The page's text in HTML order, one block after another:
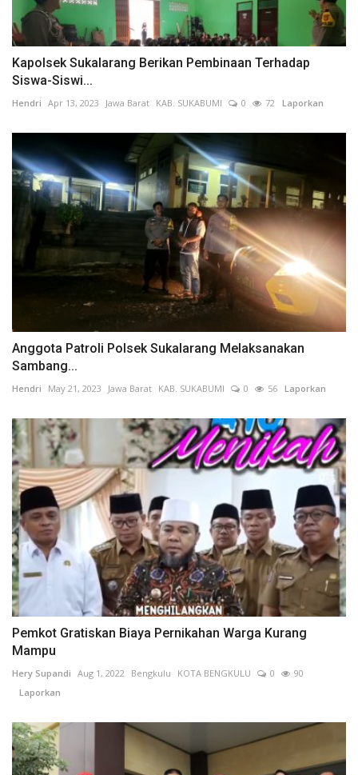
Kapolsek Sukalarang Berikan Pembinaan Terhadap
Siswa-Siswi...
Hendri Apr 13, 2023 Jawa Barat KAB. SUKABUMI 0 72 Laporkan
Anggota Patroli Polsek Sukalarang Melaksanakan
Sambang...
Hendri May 21, 2023 Jawa Barat KAB. SUKABUMI 0 56 Laporkan
Pemkot Gratiskan Biaya Pernikahan Warga Kurang
Mampu
Hery Supandi Aug 1, 2022 Bengkulu KOTA BENGKULU 0
90
Laporkan